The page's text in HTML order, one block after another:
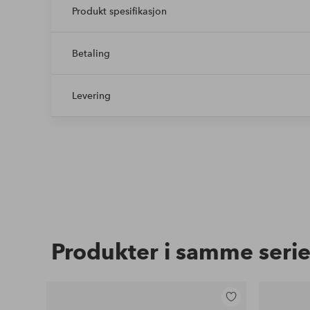
Produkt spesifikasjon
Betaling
Levering
Produkter i samme serie